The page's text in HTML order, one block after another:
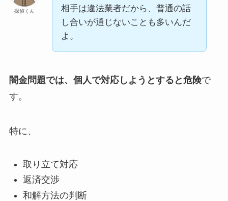
探偵くん
相手は違法業者だから、普通の話
し合いが通じないことも多いんだ
よ。
闇金問題では、個人で対応しようとすると危険で
す。
特に、
取り立て対応
返済交渉
和解方法の判断